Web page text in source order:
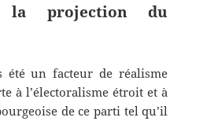
la projection du
été un facteur de réalisme
à l’électoralisme étroit et à
de ce parti tel qu’il